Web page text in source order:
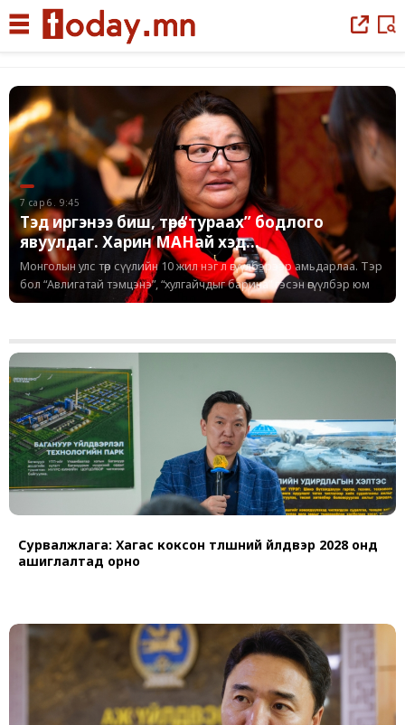
7 сар 6. 9:45
Тэд иргэнээ биш, төрөө “тураах” бодлого
явуулдаг. Харин МАНай хэд...
Монголын улс төр сүүлийн 10 жил нэг л өгүүлбэрээр амьдарлаа. Тэр
бол “Авлигатай тэмцэнэ”, “хулгайчдыг барина” гэсэн өгүүлбэр юм
Сурвалжлага: Хагас коксон түлшний үйлдвэр 2028 онд
ашиглалтад орно